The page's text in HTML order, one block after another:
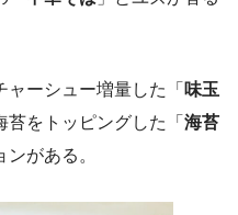
ャーシュー増量した「味玉
苔をトッピングした「海苔
がある。